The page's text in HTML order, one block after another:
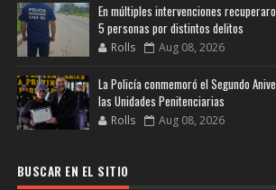
En múltiples intervenciones
5 personas por distintos delitos
Rolls Aug 08, 2026
La Policía conmemoró el Segundo
las Unidades Penitenciarias
Rolls Aug 08, 2026
BUSCAR EN EL SITIO